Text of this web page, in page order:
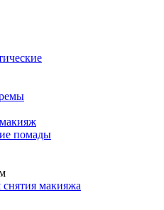
помады
снятия макияжа